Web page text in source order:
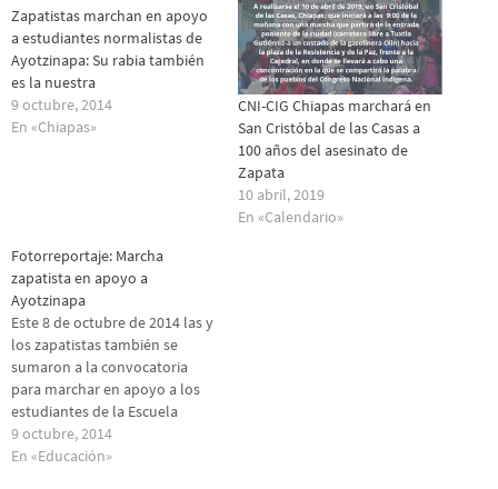
Zapatistas marchan en apoyo
a estudiantes normalistas de
Ayotzinapa: Su rabia también
es la nuestra
9 octubre, 2014
En «Chiapas»
CNI-CIG Chiapas marchará en
San Cristóbal de las Casas a
100 años del asesinato de
Zapata
10 abril, 2019
En «Calendario»
Fotorreportaje: Marcha
zapatista en apoyo a
Ayotzinapa
Este 8 de octubre de 2014 las y
los zapatistas también se
sumaron a la convocatoria
para marchar en apoyo a los
estudiantes de la Escuela
Normal de Ayotzinapa. "Su
rabia también es la nuestra",
9 octubre, 2014
En «Educación»